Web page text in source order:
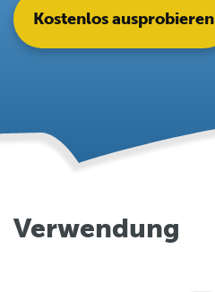
Kostenlos ausprobieren
Verwendung